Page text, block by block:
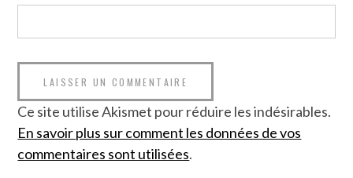
Ce site utilise Akismet pour réduire les indésirables.
En savoir plus sur comment les données de vos
commentaires sont utilisées.